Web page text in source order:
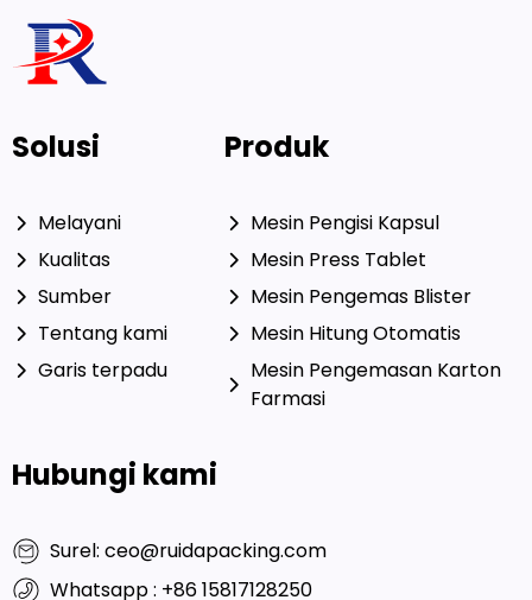
Solusi
Melayani
Kualitas
Sumber
Tentang kami
Garis terpadu
Produk
Mesin Pengisi Kapsul
Mesin Press Tablet
Mesin Pengemas Blister
Mesin Hitung Otomatis
Mesin Pengemasan Karton
Farmasi
Hubungi kami
Surel: ceo@ruidapacking.com
Whatsapp : +86 15817128250